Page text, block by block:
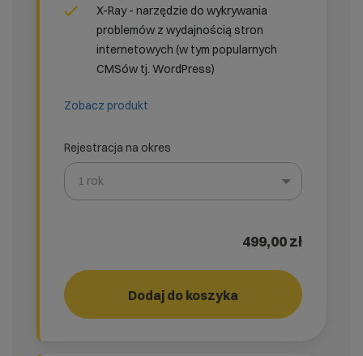
X-Ray - narzędzie do wykrywania
problemów z wydajnością stron
internetowych (w tym popularnych
CMSów tj. WordPress)
Zobacz produkt
Rejestracja na okres
1 rok
499,00 zł
Dodaj do koszyka Pakiet wydajność